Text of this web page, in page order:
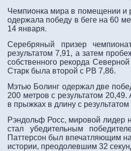
Чемпионка мира в помещении и
одержала победу в беге на 60
14 января.
Серебряный призер
результатом 7,91, а затем
собственного рекорда
Старк была второй с PB 7,86.
Мэтью Болинг одержал две
200 метров с результатом
в прыжках в длину с результатом
Рэндольф Росс, мировой лидер
стал убедительным
Паттерсон был впечатляющим
истории, преодолевшим 32